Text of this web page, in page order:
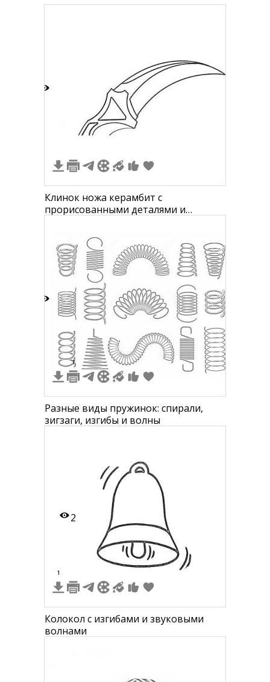
Клинок ножа керамбит с
прорисованными деталями и
1
Разные виды пружинок: спирали,
зигзаги, изгибы и волны
2
1
Колокол с изгибами и звуковыми
волнами